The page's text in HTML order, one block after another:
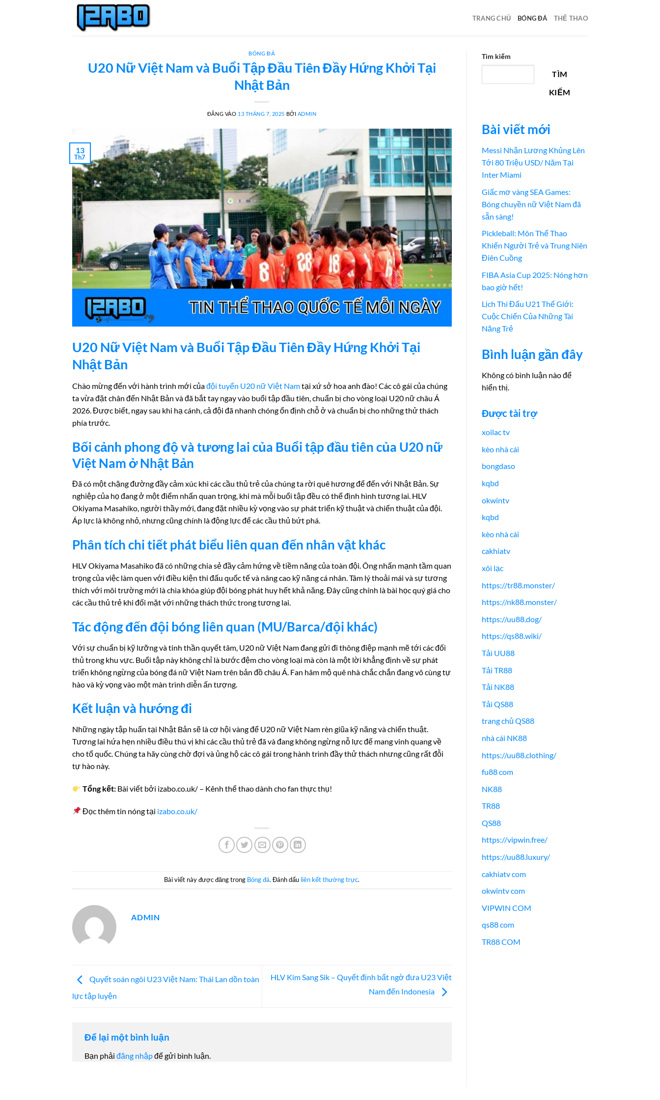
TRANG CHỦ BÓNG ĐÁ THỂ THAO
BÓNG ĐÁ
U20 Nữ Việt Nam và Buổi Tập Đầu Tiên Đầy Hứng Khởi Tại
Nhật Bản
ĐĂNG VÀO 13 THÁNG 7, 2025 BỞI ADMIN
13
Th7
U20 Nữ Việt Nam và Buổi Tập Đầu Tiên Đầy Hứng Khởi Tại
Nhật Bản
Chào mừng đến với hành trình mới củađội tuyển U20 nữ Việt Namtại xứ sở hoa anh đào! Các cô gái của chúng
ta vừa đặt chân đến Nhật Bản và đã bắt tay ngay vào buổi tập đầu tiên, chuẩn bị cho vòng loại U20 nữ châu Á
2026. Được biết, ngay sau khi hạ cánh, cả đội đã nhanh chóng ổn định chỗ ở và chuẩn bị cho những thử thách
phía trước.
Bối cảnh phong độ và tương lai của Buổi tập đầu tiên của U20 nữ
Việt Nam ở Nhật Bản
Đã có một chặng đường đầy cảm xúc khi các cầu thủ trẻ của chúng ta rời quê hương để đến với Nhật Bản. Sự
nghiệp của họ đang ở một điểm nhấn quan trọng, khi mà mỗi buổi tập đều có thể định hình tương lai. HLV
Okiyama Masahiko, người thầy mới, đang đặt nhiều kỳ vọng vào sự phát triển kỹ thuật và chiến thuật của đội.
Áp lực là không nhỏ, nhưng cũng chính là động lực để các cầu thủ bứt phá.
Phân tích chi tiết phát biểu liên quan đến nhân vật khác
HLV Okiyama Masahiko đã có những chia sẻ đầy cảm hứng về tiềm năng của toàn đội. Ông nhấn mạnh tầm quan
trọng của việc làm quen với điều kiện thi đấu quốc tế và nâng cao kỹ năng cá nhân. Tâm lý thoải mái và sự tương
thích với môi trường mới là chìa khóa giúp đội bóng phát huy hết khả năng. Đây cũng chính là bài học quý giá cho
các cầu thủ trẻ khi đối mặt với những thách thức trong tương lai.
Tác động đến đội bóng liên quan (MU/Barca/đội khác)
Với sự chuẩn bị kỹ lưỡng và tinh thần quyết tâm, U20 nữ Việt Nam đang gửi đi thông điệp mạnh mẽ tới các đối
thủ trong khu vực. Buổi tập này không chỉ là bước đệm cho vòng loại mà còn là một lời khẳng định về sự phát
triển không ngừng của bóng đá nữ Việt Nam trên bản đồ châu Á. Fan hâm mộ quê nhà chắc chắn đang vô cùng tự
hào và kỳ vọng vào một màn trình diễn ấn tượng.
Kết luận và hướng đi
Những ngày tập huấn tại Nhật Bản sẽ là cơ hội vàng để U20 nữ Việt Nam rèn giũa kỹ năng và chiến thuật.
Tương lai hứa hẹn nhiều điều thú vị khi các cầu thủ trẻ đã và đang không ngừng nỗ lực để mang vinh quang về
cho tổ quốc. Chúng ta hãy cùng chờ đợi và ủng hộ các cô gái trong hành trình đầy thử thách nhưng cũng rất đỗi
tự hào này.
Tổng kết: Bài viết bởi izabo.co.uk/ – Kênh thể thao dành cho fan thực thụ!
Đọc thêm tin nóng tại izabo.co.uk/
Bài viết này được đăng trong Bóng đá. Đánh dấu liên kết thường trực.
ADMIN
Quyết soán ngôi U23 Việt Nam: Thái Lan dồn toàn
lực tập luyện
HLV Kim Sang Sik – Quyết định bất ngờ đưa U23 Việt
Nam đến Indonesia
Để lại một bình luận
Bạn phải đăng nhậpđể gửi bình luận.
Tìm kiếm
TÌM
KIẾM
Bài viết mới
Messi Nhận Lương Khủng Lên
Tới 80 Triệu USD/ Năm Tại
Inter Miami
Giấc mơ vàng SEA Games:
Bóng chuyền nữ Việt Nam đã
sẵn sàng!
Pickleball: Môn Thể Thao
Khiến Người Trẻ và Trung Niên
Điên Cuồng
FIBA Asia Cup 2025: Nóng hơn
bao giờ hết!
Lịch Thi Đấu U21 Thế Giới:
Cuộc Chiến Của Những Tài
Năng Trẻ
Bình luận gần đây
Không có bình luận nào để
hiển thị.
Được tài trợ
xoilac tv
kèo nhà cái
bongdaso
kqbd
okwintv
kqbd
kèo nhà cái
cakhiatv
xôi lạc
https://tr88.monster/
https://nk88.monster/
https://uu88.dog/
https://qs88.wiki/
Tải UU88
Tải TR88
Tải NK88
Tải QS88
trang chủ QS88
nhà cái NK88
https://uu88.clothing/
fu88 com
NK88
TR88
QS88
https://vipwin.free/
https://uu88.luxury/
cakhiatv com
okwintv com
VIPWIN COM
qs88 com
TR88 COM